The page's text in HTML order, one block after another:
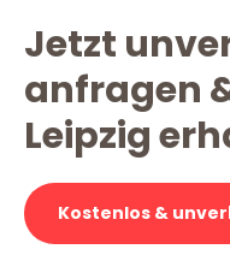
Jetzt
anfragen
Leipzig
Kostenlos &